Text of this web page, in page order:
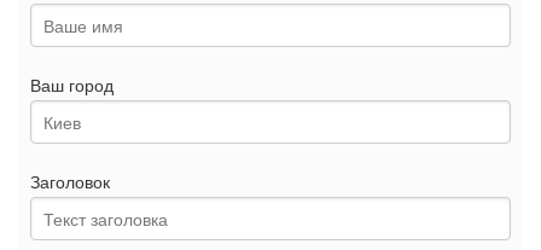
Ваш город
Заголовок